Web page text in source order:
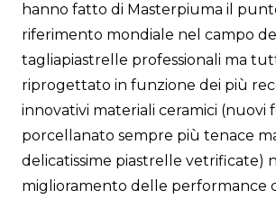
hanno fatto di Masterpiuma il
riferimento mondiale nel campo
tagliapiastrelle professionali ma
riprogettato in funzione dei più
innovativi materiali ceramici (nuovi
porcellanato sempre più tenace
delicatissime piastrelle vetrificate)
miglioramento delle performance